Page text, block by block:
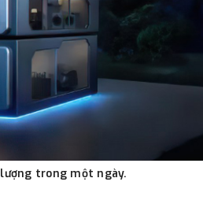
trong một ngày.